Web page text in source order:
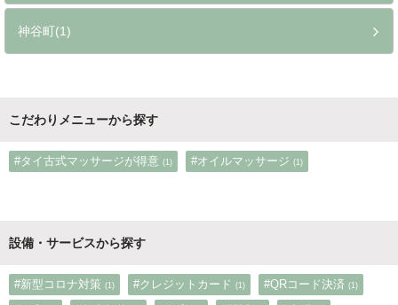
神谷町(1)
こだわりメニューから探す
#タイ古式マッサージが得意 (1) #オイルマッサージ (1)
設備・サービスから探す
#新型コロナ対策 (1) #クレジットカード (1) #QRコード決済 (1)